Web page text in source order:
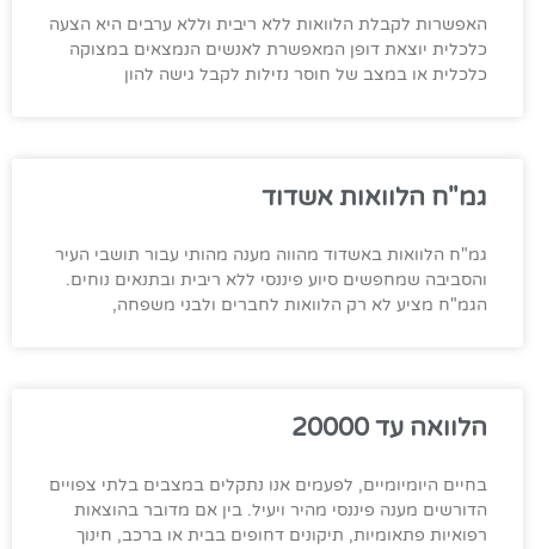
האפשרות לקבלת הלוואות ללא ריבית וללא ערבים היא הצעה
כלכלית יוצאת דופן המאפשרת לאנשים הנמצאים במצוקה
כלכלית או במצב של חוסר נזילות לקבל גישה להון
גמ"ח הלוואות אשדוד
גמ"ח הלוואות באשדוד מהווה מענה מהותי עבור תושבי העיר
והסביבה שמחפשים סיוע פיננסי ללא ריבית ובתנאים נוחים.
הגמ"ח מציע לא רק הלוואות לחברים ולבני משפחה,
הלוואה עד 20000
בחיים היומיומיים, לפעמים אנו נתקלים במצבים בלתי צפויים
הדורשים מענה פיננסי מהיר ויעיל. בין אם מדובר בהוצאות
רפואיות פתאומיות, תיקונים דחופים בבית או ברכב, חינוך